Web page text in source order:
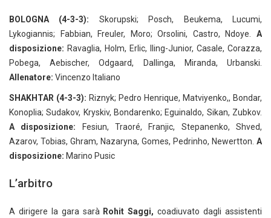
BOLOGNA (4-3-3): Skorupski; Posch, Beukema, Lucumi,
Lykogiannis; Fabbian, Freuler, Moro; Orsolini, Castro, Ndoye. A
disposizione: Ravaglia, Holm, Erlic, Iling-Junior, Casale, Corazza,
Pobega, Aebischer, Odgaard, Dallinga, Miranda, Urbanski.
Allenatore: Vincenzo Italiano
SHAKHTAR (4-3-3): Riznyk; Pedro Henrique, Matviyenko,, Bondar,
Konoplia; Sudakov, Kryskiv, Bondarenko; Eguinaldo, Sikan, Zubkov.
A disposizione:
Fesiun, Traoré, Franjic, Stepanenko, Shved,
Azarov, Tobias, Ghram, Nazaryna, Gomes, Pedrinho, Newertton. A
disposizione: Marino Pusic
L’arbitro
A dirigere la gara sarà Rohit Saggi, coadiuvato dagli assistenti